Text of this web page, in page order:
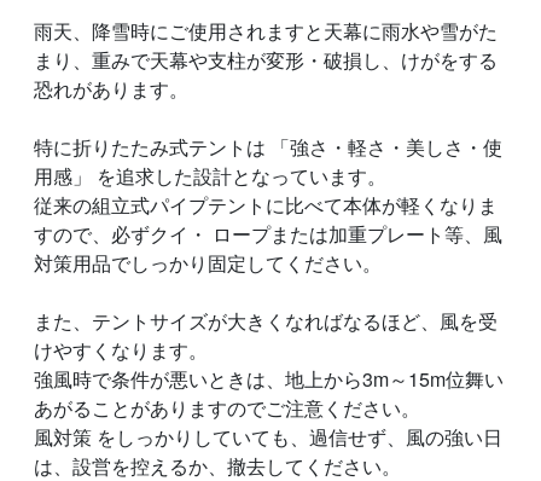
雨天、降雪時にご使用されますと天幕に雨水や雪がた
まり、重みで天幕や支柱が変形・破損し、けがをする
恐れがあります。
特に折りたたみ式テントは 「強さ・軽さ・美しさ・使
用感」 を追求した設計となっています。
従来の組立式パイプテントに比べて本体が軽くなりま
すので、必ずクイ・ ロープまたは加重プレート等、風
対策用品でしっかり固定してください。
また、テントサイズが大きくなればなるほど、風を受
けやすくなります。
強風時で条件が悪いときは、地上から3m～15m位舞い
あがることがありますのでご注意ください。
風対策 をしっかりしていても、過信せず、風の強い日
は、設営を控えるか、撤去してください。